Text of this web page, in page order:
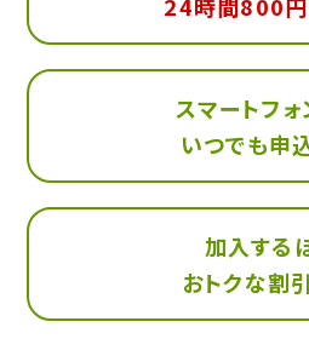
スマートフォ
いつでも申
加入する
おトクな割